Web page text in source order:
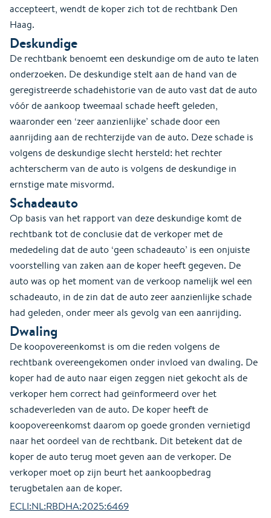
accepteert, wendt de koper zich tot de rechtbank Den
Haag.
Deskundige
De rechtbank benoemt een deskundige om de auto te laten
onderzoeken. De deskundige stelt aan de hand van de
geregistreerde schadehistorie van de auto vast dat de auto
vóór de aankoop tweemaal schade heeft geleden,
waaronder een ‘zeer aanzienlijke’ schade door een
aanrijding aan de rechterzijde van de auto. Deze schade is
volgens de deskundige slecht hersteld: het rechter
achterscherm van de auto is volgens de deskundige in
ernstige mate misvormd.
Schadeauto
Op basis van het rapport van deze deskundige komt de
rechtbank tot de conclusie dat de verkoper met de
mededeling dat de auto ‘geen schadeauto’ is een onjuiste
voorstelling van zaken aan de koper heeft gegeven. De
auto was op het moment van de verkoop namelijk wel een
schadeauto, in de zin dat de auto zeer aanzienlijke schade
had geleden, onder meer als gevolg van een aanrijding.
Dwaling
De koopovereenkomst is om die reden volgens de
rechtbank overeengekomen onder invloed van dwaling. De
koper had de auto naar eigen zeggen niet gekocht als de
verkoper hem correct had geïnformeerd over het
schadeverleden van de auto. De koper heeft de
koopovereenkomst daarom op goede gronden vernietigd
naar het oordeel van de rechtbank. Dit betekent dat de
koper de auto terug moet geven aan de verkoper. De
verkoper moet op zijn beurt het aankoopbedrag
terugbetalen aan de koper.
ECLI:NL:RBDHA:2025:6469